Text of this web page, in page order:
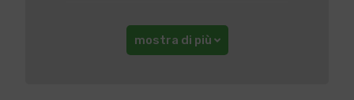
mostra di più